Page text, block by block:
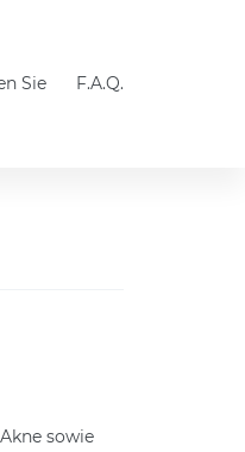
Sie F.A.Q.
sowie